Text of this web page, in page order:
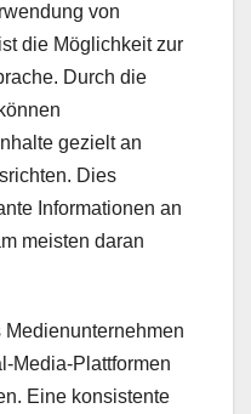
von
die Möglichkeit zur
Durch die
gezielt an
Dies
Informationen an
meisten daran
Media-Plattformen
Eine konsistente